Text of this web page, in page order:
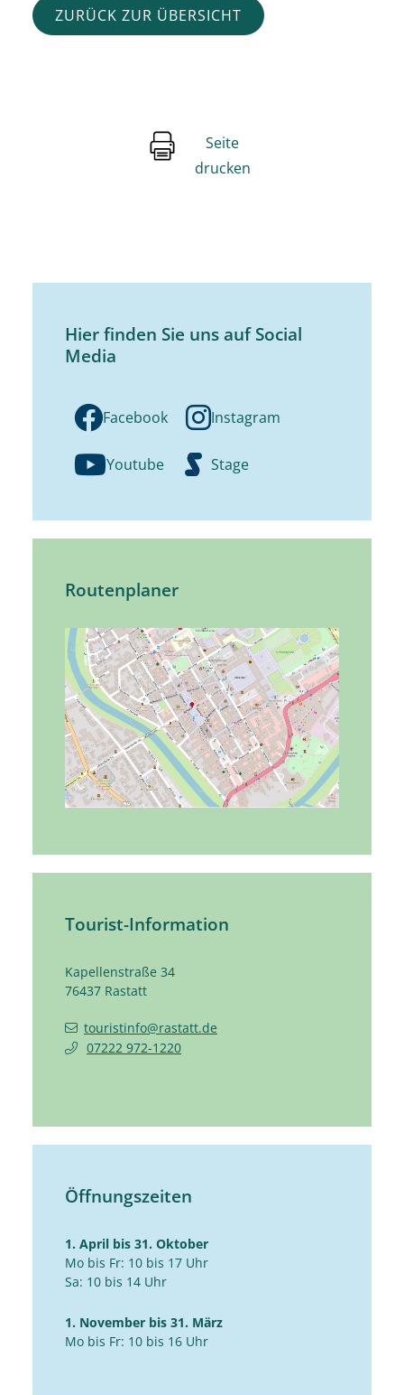
ZURÜCK ZUR ÜBERSICHT
Seite
drucken
Hier finden Sie uns auf Social
Media
Facebook Instagram
Youtube Stage
Routenplaner
Tourist-Information
Kapellenstraße 34
76437 Rastatt
touristinfo@rastatt.de
07222 972-1220
Öffnungszeiten
1. April bis 31. Oktober
Mo bis Fr: 10 bis 17 Uhr
Sa: 10 bis 14 Uhr
1. November bis 31. März
Mo bis Fr: 10 bis 16 Uhr